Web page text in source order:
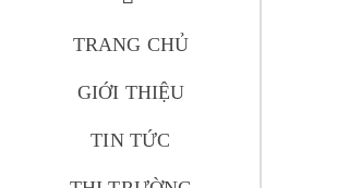
TRANG CHỦ
GIỚI THIỆU
TIN TỨC